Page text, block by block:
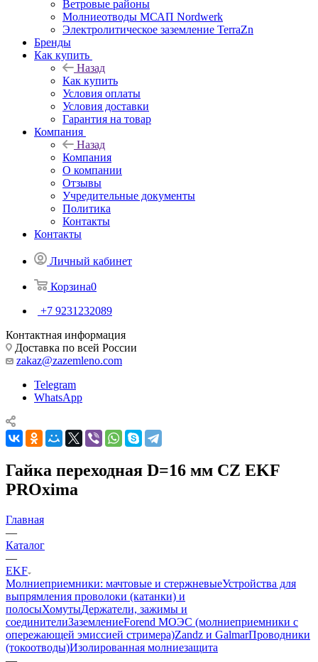
Ветровые районы
Молниеотводы МСАП Nordwerk
Электролитическое заземление TerraZn
Бренды
Как купить
Назад
Как купить
Условия оплаты
Условия доставки
Гарантия на товар
Компания
Назад
Компания
О компании
Отзывы
Учредительные документы
Политика
Контакты
Контакты
Личный кабинет
Корзина0
+7 9231232089
Контактная информация
Доставка по всей России
zakaz@zazemleno.com
Telegram
WhatsApp
Гайка переходная D=16 мм CZ EKF
PROxima
Главная
—
Каталог
—
EKF
Молниеприемники: мачтовые и стержневыеУстройства для
выпрямления проволоки (катанки) и
полосыХомутыДержатели, зажимы и
соединителиЗаземлениеForend МОЭС (молниеприемники с
опережающей эмиссией стримера)Zandz и GalmarПроводники
(токоотводы)Изолированная молниезащита